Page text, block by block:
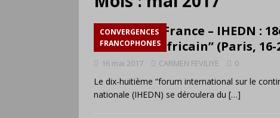
CONVERGENCES
FRANCOPHONES
Afrique / France – IHEDN :
continent africain” (Paris, 16-
16 mai 2017 CARMEN FEVILIYE 0
Le dix-huitième “forum international sur le
nationale (IHEDN) se déroulera du […]